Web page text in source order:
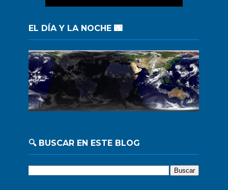
EL DÍA Y LA NOCHE 🌃
🔍 BUSCAR EN ESTE BLOG